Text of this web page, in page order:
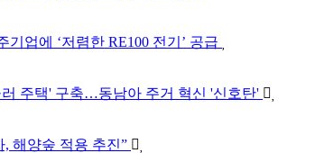
업에 ‘저렴한 RE100 전기’ 공급
주택' 구축…동남아 주거 혁신 '신호탄'
해양숲 적용 추진”